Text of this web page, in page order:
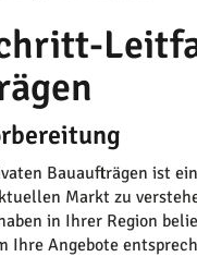
Bauaufträgen ist
Markt zu
in Ihrer Region
Ihre Angebote